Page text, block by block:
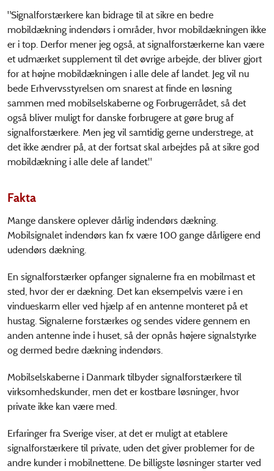
"Signalforstærkere kan bidrage til at sikre en bedre
mobildækning indendørs i områder, hvor mobildækningen ikke
er i top. Derfor mener jeg også, at signalforstærkerne kan være
et udmærket supplement til det øvrige arbejde, der bliver gjort
for at højne mobildækningen i alle dele af landet. Jeg vil nu
bede Erhvervsstyrelsen om snarest at finde en løsning
sammen med mobilselskaberne og Forbrugerrådet, så det
også bliver muligt for danske forbrugere at gøre brug af
signalforstærkere. Men jeg vil samtidig gerne understrege, at
det ikke ændrer på, at der fortsat skal arbejdes på at sikre god
mobildækning i alle dele af landet."
Fakta
Mange danskere oplever dårlig indendørs dækning.
Mobilsignalet indendørs kan fx være 100 gange dårligere end
udendørs dækning.
En signalforstærker opfanger signalerne fra en mobilmast et
sted, hvor der er dækning. Det kan eksempelvis være i en
vindueskarm eller ved hjælp af en antenne monteret på et
hustag. Signalerne forstærkes og sendes videre gennem en
anden antenne inde i huset, så der opnås højere signalstyrke
og dermed bedre dækning indendørs.
Mobilselskaberne i Danmark tilbyder signalforstærkere til
virksomhedskunder, men det er kostbare løsninger, hvor
private ikke kan være med.
Erfaringer fra Sverige viser, at det er muligt at etablere
signalforstærkere til private, uden det giver problemer for de
andre kunder i mobilnettene. De billigste løsninger starter ved